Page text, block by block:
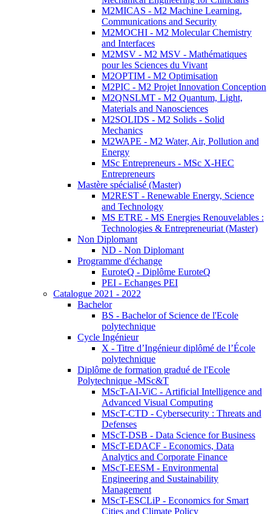
M2MICAS - M2 Machine Learning,
Communications and Security
M2MOCHI - M2 Molecular Chemistry
and Interfaces
M2MSV - M2 MSV - Mathématiques
pour les Sciences du Vivant
M2OPTIM - M2 Optimisation
M2PIC - M2 Projet Innovation Conception
M2QNSLMT - M2 Quantum, Light,
Materials and Nanosciences
M2SOLIDS - M2 Solids - Solid
Mechanics
M2WAPE - M2 Water, Air, Pollution and
Energy
MSc Entrepreneurs - MSc X-HEC
Entrepreneurs
Mastère spécialisé (Master)
M2REST - Renewable Energy, Science
and Technology
MS ETRE - MS Energies Renouvelables :
Technologies & Entrepreneuriat (Master)
Non Diplomant
ND - Non Diplomant
Programme d'échange
EuroteQ - Diplôme EuroteQ
PEI - Echanges PEI
Catalogue 2021 - 2022
Bachelor
BS - Bachelor of Science de l'Ecole
polytechnique
Cycle Ingénieur
X - Titre d’Ingénieur diplômé de l’École
polytechnique
Diplôme de formation gradué de l'Ecole
Polytechnique -MSc&T
MScT-AI-ViC - Artificial Intelligence and
Advanced Visual Computing
MScT-CTD - Cybersecurity : Threats and
Defenses
MScT-DSB - Data Science for Business
MScT-EDACF - Economics, Data
Analytics and Corporate Finance
MScT-EESM - Environmental
Engineering and Sustainability
Management
MScT-ESCLiP - Economics for Smart
Cities and Climate Policy